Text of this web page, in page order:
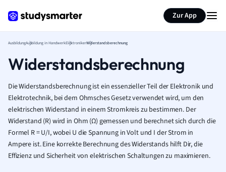
Zur App
AusbildungAusbildung in HandwerkElektronikerWiderstandsberechnung
Widerstandsberechnung
Die Widerstandsberechnung ist ein essenzieller Teil der Elektronik und
Elektrotechnik, bei dem Ohmsches Gesetz verwendet wird, um den
elektrischen Widerstand in einem Stromkreis zu bestimmen. Der
Widerstand (R) wird in Ohm (Ω) gemessen und berechnet sich durch die
Formel R = U/I, wobei U die Spannung in Volt und I der Strom in
Ampere ist. Eine korrekte Berechnung des Widerstands hilft Dir, die
Effizienz und Sicherheit von elektrischen Schaltungen zu maximieren.